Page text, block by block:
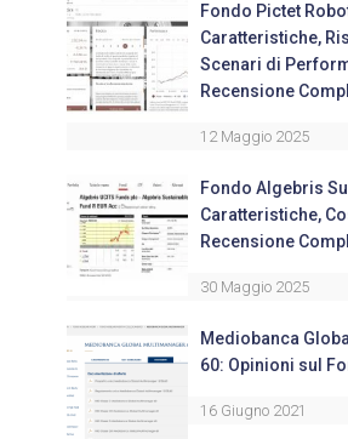
Fondo Pictet
Caratteristiche,
Scenari di
Recensione
12 Maggio 2025
Fondo Algebris
Caratteristiche,
Recensione
30 Maggio 2025
Mediobanca
60: Opinioni sul
16 Giugno 2021